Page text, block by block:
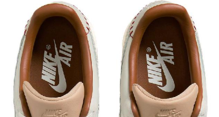
Тройная гарантия
оригинальности
Товар сертифицирован и опломбирован.
Проверяем на оригинальность
по 16 параметрам.
Если придёт подделка — вернём деньги
в трёхкратном размере.
Как мы провеяем товары